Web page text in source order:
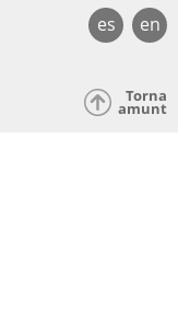
es en
Torna
amunt